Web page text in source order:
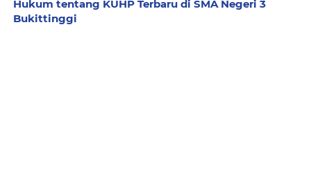
Hukum tentang KUHP Terbaru di SMA Negeri 3
Bukittinggi